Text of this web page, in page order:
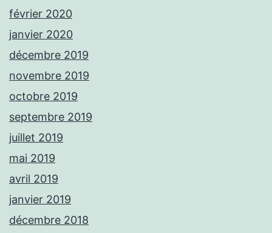
février 2020
janvier 2020
décembre 2019
novembre 2019
octobre 2019
septembre 2019
juillet 2019
mai 2019
avril 2019
janvier 2019
décembre 2018